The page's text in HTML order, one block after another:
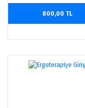
800,00 TL